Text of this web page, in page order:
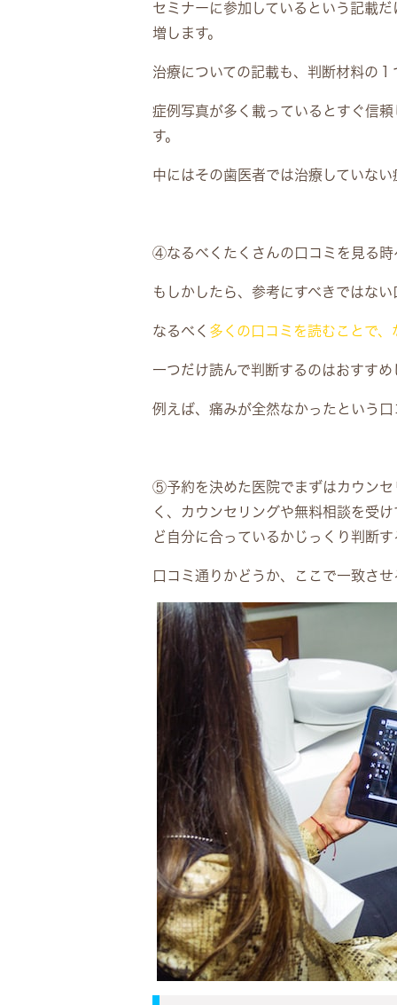
セミナーに参加しているという記載だ
増します。
治療についての記載も、判断材料の１
症例写真が多く載っているとすぐ信
す。
中にはその歯医者では治療していな
④なるべくたくさんの口コミを見る
もしかしたら、参考にすべきではな
なるべく 多くの口コミを読むことで
一つだけ読んで判断するのはおすすめ
例えば、痛みが全然なかったという
⑤予約を決めた医院でまずはカウン
く、カウンセリングや無料相談を受
ど自分に合っているかじっくり判断
口コミ通りかどうか、ここで一致さ